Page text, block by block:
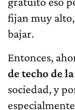
fijan muy
bajar.
Entonces,
de techo de
sociedad, y